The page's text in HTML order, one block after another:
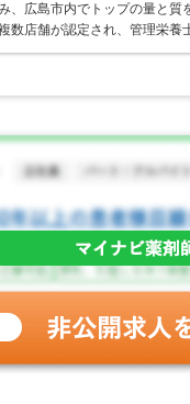
、広島市内でトップの量と
数店舗が認定され、管理栄